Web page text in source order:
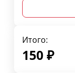
Итого:
150 ₽